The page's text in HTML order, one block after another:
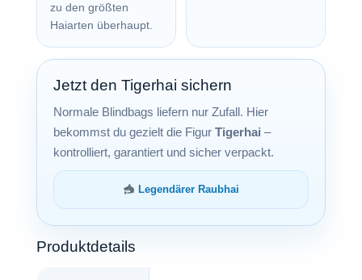
zu den größten
Haiarten überhaupt.
Jetzt den Tigerhai sichern
Normale Blindbags liefern nur Zufall. Hier
bekommst du gezielt die Figur Tigerhai –
kontrolliert, garantiert und sicher verpackt.
Legendärer Raubhai
Produktdetails